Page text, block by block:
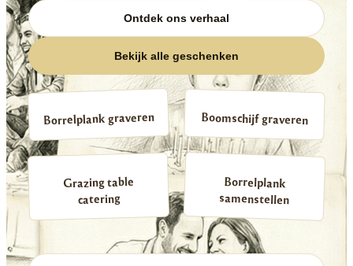
Ontdek ons verhaal
Bekijk alle geschenken
Borrelplank graveren Boomschijf graveren
Grazing table
catering
Borrelplank
samenstellen